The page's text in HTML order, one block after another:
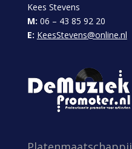
Kees Stevens
M: 06 – 43 85 92 20
E: KeesStevens@online.nl